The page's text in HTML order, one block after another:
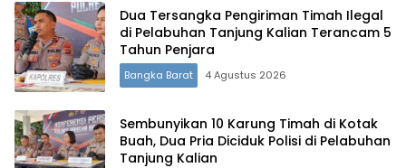
Dua Tersangka Pengiriman Timah Ilegal
di Pelabuhan Tanjung Kalian Terancam 5
Tahun Penjara
Bangka Barat 4 Agustus 2026
Sembunyikan 10 Karung Timah di Kotak
Buah, Dua Pria Diciduk Polisi di Pelabuhan
Tanjung Kalian